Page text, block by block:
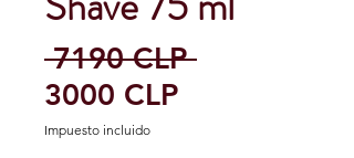
7190 CLP Precio
3000 CLP
Impuesto incluido